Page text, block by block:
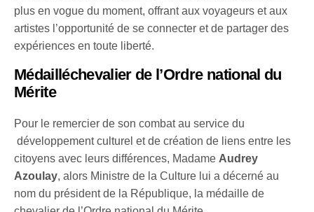
plus en vogue du moment, offrant aux voyageurs et aux
artistes l’opportunité de se connecter et de partager des
expériences en toute liberté.
Médailléchevalier de l’Ordre national du
Mérite
Pour le remercier de son combat au service du
développement culturel et de création de liens entre les
citoyens avec leurs différences, Madame Audrey
Azoulay, alors Ministre de la Culture lui a décerné au
nom du président de la République, la médaille de